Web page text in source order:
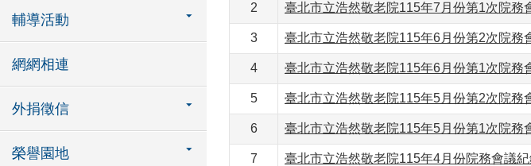
輔導活動
網網相連
外捐徵信
榮譽園地
2 臺北市立浩然敬老院115年7月份第1次院務
3 臺北市立浩然敬老院115年6月份第2次院務
4 臺北市立浩然敬老院115年6月份第1次院務
5 臺北市立浩然敬老院115年5月份第2次院務
6 臺北市立浩然敬老院115年5月份第1次院務
7 臺北市立浩然敬老院115年4月份院務會議